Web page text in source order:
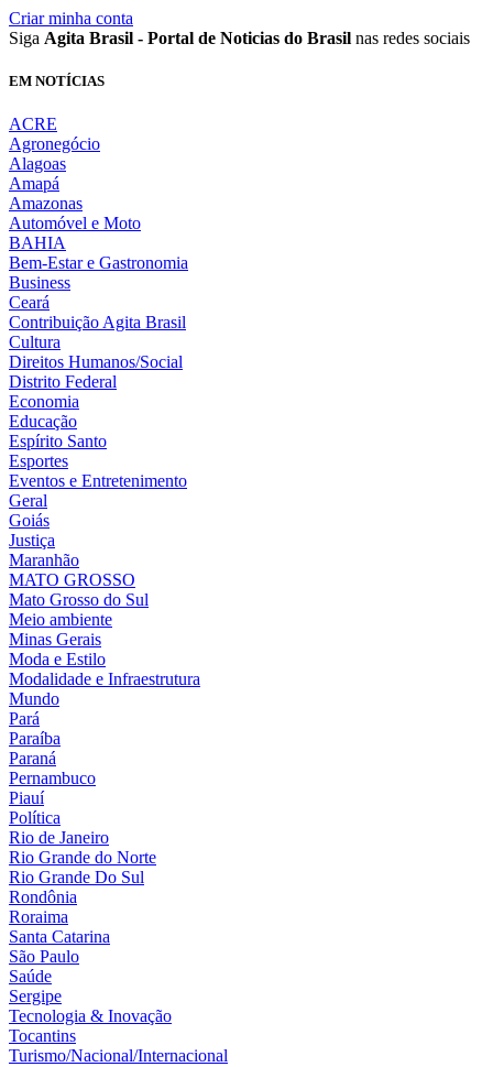
Criar minha conta
Siga Agita Brasil - Portal de Noticias do Brasil nas redes sociais
EM NOTÍCIAS
ACRE
Agronegócio
Alagoas
Amapá
Amazonas
Automóvel e Moto
BAHIA
Bem-Estar e Gastronomia
Business
Ceará
Contribuição Agita Brasil
Cultura
Direitos Humanos/Social
Distrito Federal
Economia
Educação
Espírito Santo
Esportes
Eventos e Entretenimento
Geral
Goiás
Justiça
Maranhão
MATO GROSSO
Mato Grosso do Sul
Meio ambiente
Minas Gerais
Moda e Estilo
Modalidade e Infraestrutura
Mundo
Pará
Paraíba
Paraná
Pernambuco
Piauí
Política
Rio de Janeiro
Rio Grande do Norte
Rio Grande Do Sul
Rondônia
Roraima
Santa Catarina
São Paulo
Saúde
Sergipe
Tecnologia & Inovação
Tocantins
Turismo/Nacional/Internacional